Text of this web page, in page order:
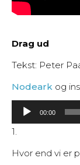
Drag ud
Tekst: Peter
Nodeark og
Lydafspiller
00:00
1.
Hvor end vi er